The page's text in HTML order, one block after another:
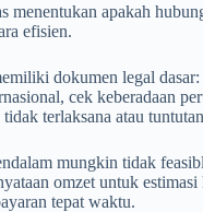
apakah
efisien.
dokumen legal
cek keberadaan
terlaksana atau
mungkin tidak
omzet untuk
tepat waktu.